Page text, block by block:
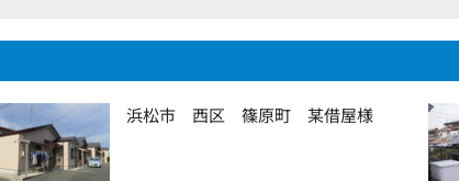
浜松市 西区 篠原町 某借屋様